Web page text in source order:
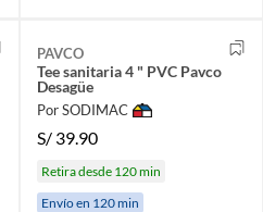
PAVCO
Tee sanitaria 4 " PVC Pavco
Desagüe
Por SODIMAC
S/ 39.90
Retira desde 120 min
Envío en 120 min